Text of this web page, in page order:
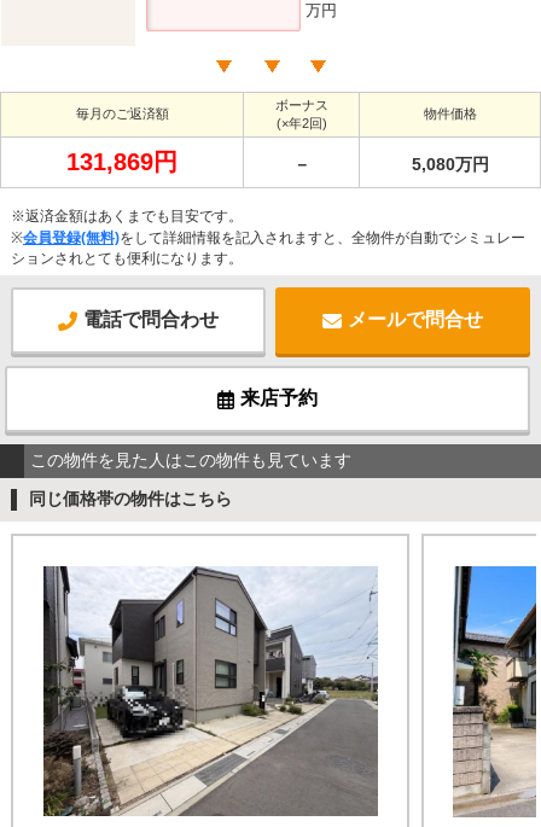
万円
毎月のご返済額
ボーナス
(×年2回)
物件価格
131,869円 － 5,080万円
※返済金額はあくまでも目安です。
※会員登録(無料)をして詳細情報を記入されますと、全物件が自動でシミュレー
ションされとても便利になります。
電話で問合わせ メールで問合せ
来店予約
この物件を見た人はこの物件も見ています
同じ価格帯の物件はこちら